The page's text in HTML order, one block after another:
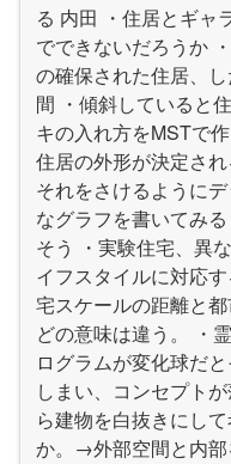
る 内田 ・住居とギャ
でできないだろうか
の確保された住居、
間 ・傾斜していると
キの入れ方をMSTで
住居の外形が決定さ
それをさけるように
なグラフを書いてみ
そう ・実験住宅、異
イフスタイルに対応
宅スケールの距離と
どの意味は違う。 ・
ログラムが変化球だ
しまい、コンセプト
ら建物を白抜きにし
か。→外部空間と内部